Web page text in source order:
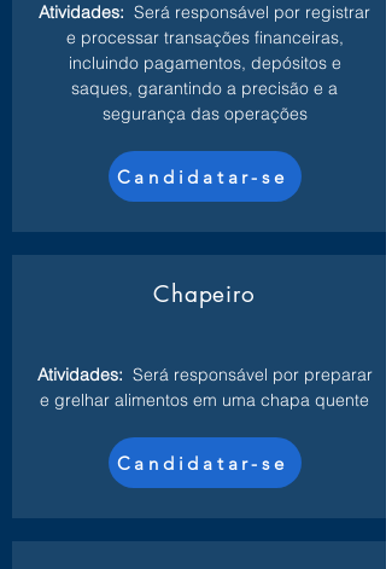
Atividades: Será responsável por registrar
e processar transações financeiras,
incluindo pagamentos, depósitos e
saques, garantindo a precisão e a
segurança das operações
Candidatar-se
Chapeiro
Atividades: Será responsável por preparar
e grelhar alimentos em uma chapa quente
Candidatar-se